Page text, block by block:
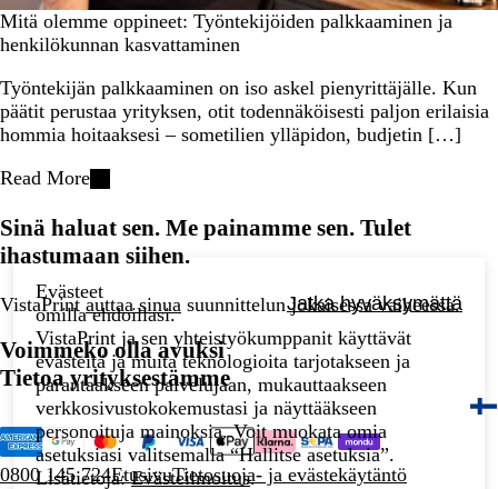
Mitä olemme oppineet: Työntekijöiden palkkaaminen ja
henkilökunnan kasvattaminen
Työntekijän palkkaaminen on iso askel pienyrittäjälle. Kun
päätit perustaa yrityksen, otit todennäköisesti paljon erilaisia
hommia hoitaaksesi – sometilien ylläpidon, budjetin […]
Read More
Sinä haluat sen. Me painamme sen. Tulet
ihastumaan siihen.
VistaPrintauttaa sinua suunnittelun jokaisessa vaiheessa.
Voimmeko olla avuksi
Tietoa yrityksestämme
0800 145 724EtusivuTietosuoja- ja evästekäytäntö
Evästeet
omilla ehdoillasi.
Jatka hyväksymättä
VistaPrint ja sen yhteistyökumppanit käyttävät
evästeitä ja muita teknologioita tarjotakseen ja
parantaakseen palvelujaan, mukauttaakseen
verkkosivustokokemustasi ja näyttääkseen
personoituja mainoksia. Voit muokata omia
asetuksiasi valitsemalla “Hallitse asetuksia”.
Lisätietoja:Evästeilmoitus.